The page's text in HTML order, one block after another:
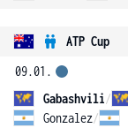
ATP Cup
09.01.
Gabashvili/
Gonzalez/